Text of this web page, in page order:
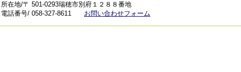
所在地/〒 501-0293瑞穂市別府１２８８番地
電話番号/ 058-327-8611
お問い合わせフォーム